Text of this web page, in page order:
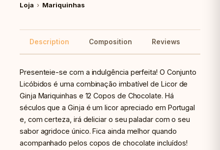
Loja › Mariquinhas
Description Composition Reviews
Presenteie-se com a indulgência perfeita! O Conjunto
Licóbidos é uma combinação imbatível de Licor de
Ginja Mariquinhas e 12 Copos de Chocolate. Há
séculos que a Ginja é um licor apreciado em Portugal
e, com certeza, irá deliciar o seu paladar com o seu
sabor agridoce único. Fica ainda melhor quando
acompanhado pelos copos de chocolate incluídos!